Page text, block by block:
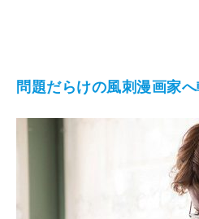
問題だらけの風刺漫画家へ